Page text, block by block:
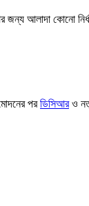
জন্য আলাদা কোনো
পরডিসিআরও